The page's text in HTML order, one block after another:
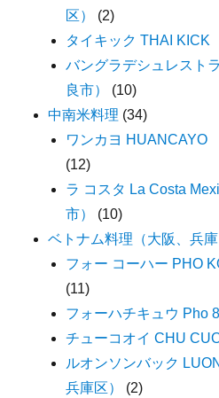
区）
(2)
タイキック THAI KICK
バングラデシュレスト
良市）
(10)
中南米料理 (34)
ワンカヨ HUANCAYO
(12)
ラ コスタ La Costa
市）
(10)
ベトナム料理（大阪、兵庫
フォー コーハー PHO
(11)
フォーハチキュウ Pho
チューコオイ CHU
ルオンソンバック
兵庫区）
(2)